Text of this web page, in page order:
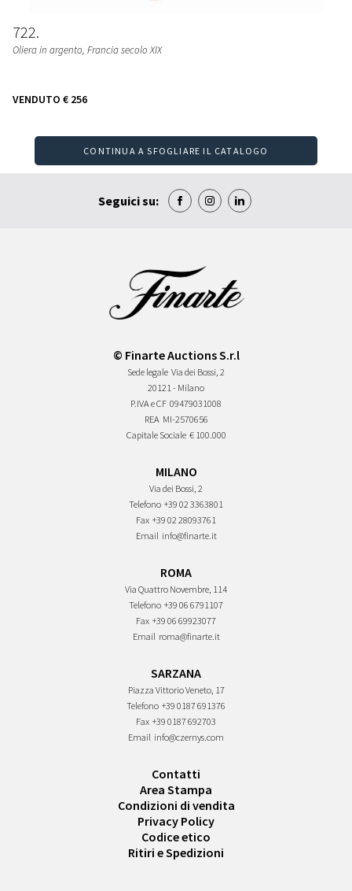
722
Oliera in argento, Francia secolo XIX
VENDUTO € 256
CONTINUA A SFOGLIARE IL CATALOGO
Seguici su:
© Finarte Auctions S.r.l
Sede legale Via dei Bossi, 2
20121 - Milano
P.IVA e CF 09479031008
REA MI-2570656
Capitale Sociale € 100.000
MILANO
Via dei Bossi, 2
Telefono +39 02 3363801
Fax +39 02 28093761
Email info@finarte.it
ROMA
Via Quattro Novembre, 114
Telefono +39 06 6791107
Fax +39 06 69923077
Email roma@finarte.it
SARZANA
Piazza Vittorio Veneto, 17
Telefono +39 0187 691376
Fax +39 0187 692703
Email info@czernys.com
Contatti
Area Stampa
Condizioni di vendita
Privacy Policy
Codice etico
Ritiri e Spedizioni